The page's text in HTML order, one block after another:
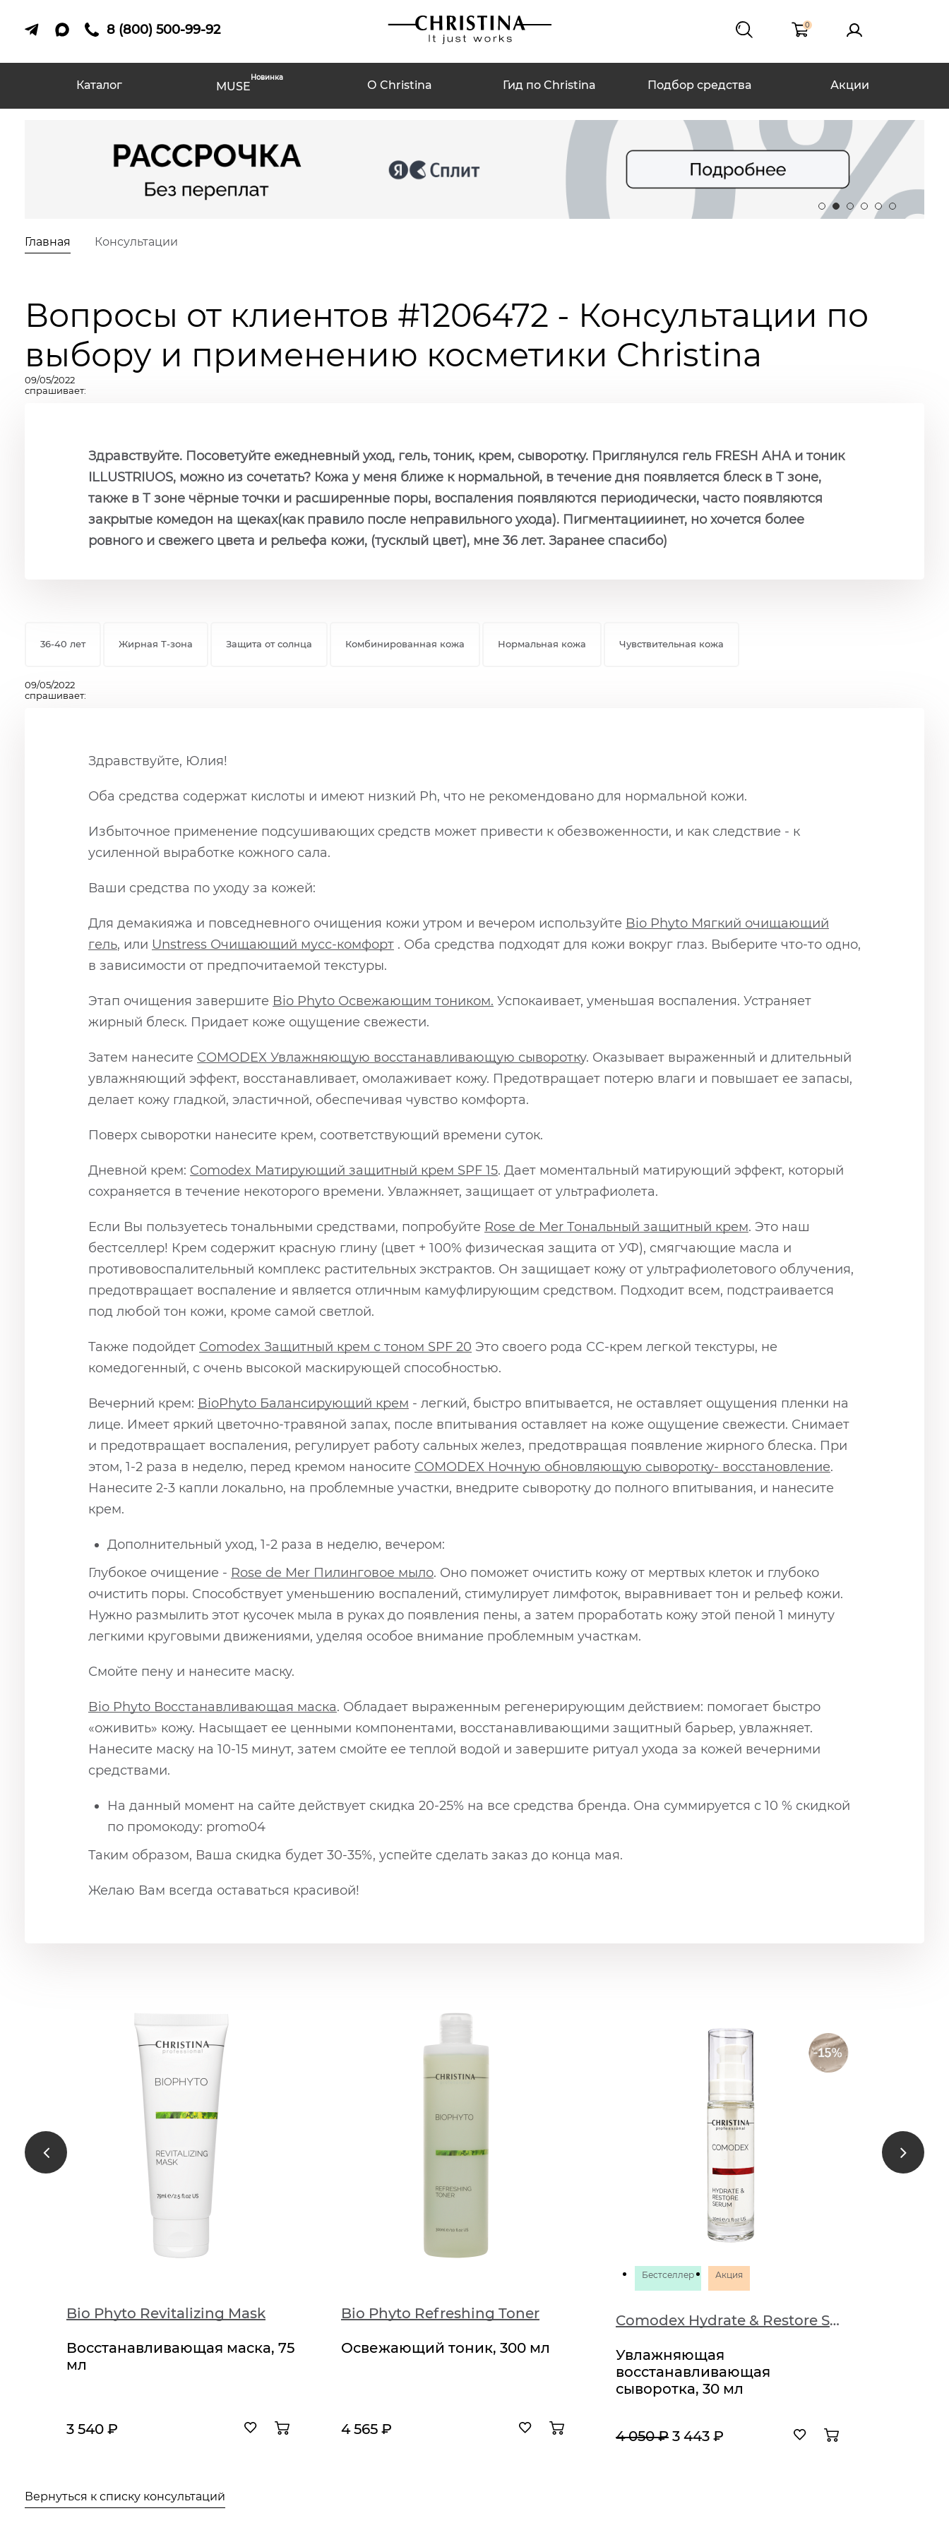
8 (800) 500-99-92 0
Каталог MUSE
Новинка
О Christina Гид по Christina Подбор средства Акции
Главная Консультации
Вопросы от клиентов #1206472 - Консультации по
выбору и применению косметики Christina
09/05/2022
спрашивает:
Здравствуйте. Посоветуйте ежедневный уход, гель, тоник, крем, сыворотку. Приглянулся гель FRESH AHA и тоник
ILLUSTRIUOS, можно из сочетать? Кожа у меня ближе к нормальной, в течение дня появляется блеск в Т зоне,
также в Т зоне чёрные точки и расширенные поры, воспаления появляются периодически, часто появляются
закрытые комедон на щеках(как правило после неправильного ухода). Пигментацииинет, но хочется более
ровного и свежего цвета и рельефа кожи, (тусклый цвет), мне 36 лет. Заранее спасибо)
36-40 лет Жирная Т-зона Защита от солнца Комбинированная кожа Нормальная кожа Чувствительная кожа
09/05/2022
спрашивает:
Здравствуйте, Юлия!
Оба средства содержат кислоты и имеют низкий Ph, что не рекомендовано для нормальной кожи.
Избыточное применение подсушивающих средств может привести к обезвоженности, и как следствие - к
усиленной выработке кожного сала.
Ваши средства по уходу за кожей:
Для демакияжа и повседневного очищения кожи утром и вечером используйте Bio Phyto Мягкий очищающий
гель, или Unstress Очищающий мусс-комфорт . Оба средства подходят для кожи вокруг глаз. Выберите что-то одно,
в зависимости от предпочитаемой текстуры.
Этап очищения завершите Bio Phyto Освежающим тоником. Успокаивает, уменьшая воспаления. Устраняет
жирный блеск. Придает коже ощущение свежести.
Затем нанесите COMODEX Увлажняющую восстанавливающую сыворотку. Оказывает выраженный и длительный
увлажняющий эффект, восстанавливает, омолаживает кожу. Предотвращает потерю влаги и повышает ее запасы,
делает кожу гладкой, эластичной, обеспечивая чувство комфорта.
Поверх сыворотки нанесите крем, соответствующий времени суток.
Дневной крем: Comodex Матирующий защитный крем SPF 15. Дает моментальный матирующий эффект, который
сохраняется в течение некоторого времени. Увлажняет, защищает от ультрафиолета.
Если Вы пользуетесь тональными средствами, попробуйте Rose de Mer Тональный защитный крем. Это наш
бестселлер! Крем содержит красную глину (цвет + 100% физическая защита от УФ), смягчающие масла и
противовоспалительный комплекс растительных экстрактов. Он защищает кожу от ультрафиолетового облучения,
предотвращает воспаление и является отличным камуфлирующим средством. Подходит всем, подстраивается
под любой тон кожи, кроме самой светлой.
Также подойдет Comodex Защитный крем с тоном SPF 20 Это своего рода СС-крем легкой текстуры, не
комедогенный, с очень высокой маскирующей способностью.
Вечерний крем: BioPhyto Балансирующий крем - легкий, быстро впитывается, не оставляет ощущения пленки на
лице. Имеет яркий цветочно-травяной запах, после впитывания оставляет на коже ощущение свежести. Снимает
и предотвращает воспаления, регулирует работу сальных желез, предотвращая появление жирного блеска. При
этом, 1-2 раза в неделю, перед кремом наносите COMODEX Ночную обновляющую сыворотку- восстановление.
Нанесите 2-3 капли локально, на проблемные участки, внедрите сыворотку до полного впитывания, и нанесите
крем.
Дополнительный уход, 1-2 раза в неделю, вечером:
Глубокое очищение - Rose de Mer Пилинговое мыло. Оно поможет очистить кожу от мертвых клеток и глубоко
очистить поры. Способствует уменьшению воспалений, стимулирует лимфоток, выравнивает тон и рельеф кожи.
Нужно размылить этот кусочек мыла в руках до появления пены, а затем проработать кожу этой пеной 1 минуту
легкими круговыми движениями, уделяя особое внимание проблемным участкам.
Смойте пену и нанесите маску.
Bio Phyto Восстанавливающая маска. Обладает выраженным регенерирующим действием: помогает быстро
«оживить» кожу. Насыщает ее ценными компонентами, восстанавливающими защитный барьер, увлажняет.
Нанесите маску на 10-15 минут, затем смойте ее теплой водой и завершите ритуал ухода за кожей вечерними
средствами.
На данный момент на сайте действует скидка 20-25% на все средства бренда. Она суммируется с 10 % скидкой
по промокоду: promo04
Таким образом, Ваша скидка будет 30-35%, успейте сделать заказ до конца мая.
Желаю Вам всегда оставаться красивой!
Bio Phyto Revitalizing Mask
Восстанавливающая маска, 75
мл
3 540 ₽
Bio Phyto Refreshing Toner
Освежающий тоник, 300 мл
4 565 ₽
Бестселлер Акция
Comodex Hydrate & Restore Serum
Увлажняющая
восстанавливающая
сыворотка, 30 мл
4 050 ₽ 3 443 ₽
Вернуться к списку консультаций